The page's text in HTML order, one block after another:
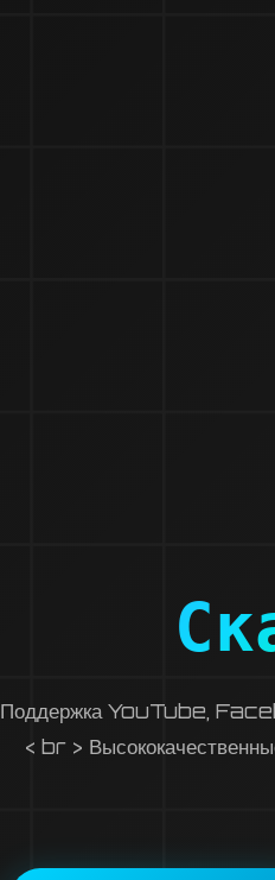
Поддержка YouTube,
< br >